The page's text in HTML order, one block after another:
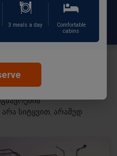
3 meals a day
Comfortable
cabins
7
თითოეულ ქვეყანაში
ამტკიცებს თავის
სიტყვით, არამედ